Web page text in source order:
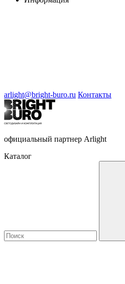
arlight@bright-buro.ru Контакты
официальный партнер Arlight
Каталог